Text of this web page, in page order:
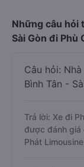
Những câu hỏi
Sài Gòn đi Phù
Câu hỏi:
Bình Tân -
Trả lời: Xe đi
được đánh giá
Phát